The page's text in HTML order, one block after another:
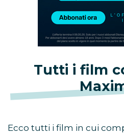
Tutti i film
Ecco tutti i film in cui